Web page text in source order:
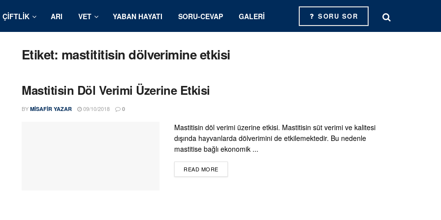
ÇIFTLIK ARI VET YABAN HAYATI SORU-CEVAP GALERI SORU SOR
Etiket: mastititisin dölverimine etkisi
Mastitisin Döl Verimi Üzerine Etkisi
BY MISAFIR YAZAR 09/10/2018 0
Mastitisin döl verimi üzerine etkisi. Mastitisin süt verimi ve kalitesi
dışında hayvanlarda dölverimini de etkilemektedir. Bu nedenle
mastitise bağlı ekonomik ...
READ MOREDETAILS